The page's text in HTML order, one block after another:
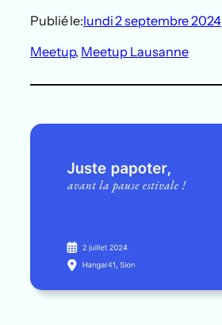
Publié le:lundi 2 septembre 2024
Meetup, Meetup Lausanne